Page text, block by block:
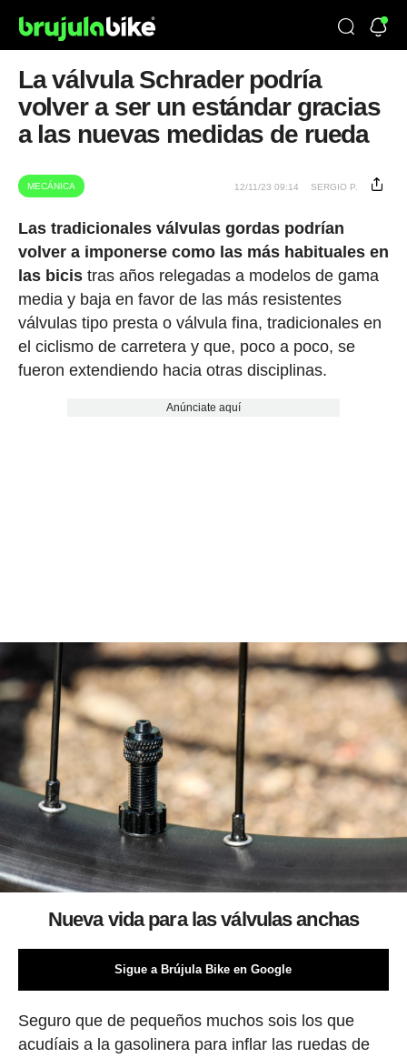
La válvula Schrader podría
volver a ser un estándar gracias
a las nuevas medidas de rueda
MECÁNICA 12/11/23 09:14 SERGIO P.
Las tradicionales válvulas gordas podrían
volver a imponerse como las más habituales en
las bicistras años relegadas a modelos de gama
media y baja en favor de las más resistentes
válvulas tipo presta o válvula fina, tradicionales en
el ciclismo de carretera y que, poco a poco, se
fueron extendiendo hacia otras disciplinas.
Anúnciate aquí
Nueva vida para las válvulas anchas
Sigue a Brújula Bike en Google
Seguro que de pequeños muchos sois los que
acudíais a la gasolinera para inflar las ruedas de